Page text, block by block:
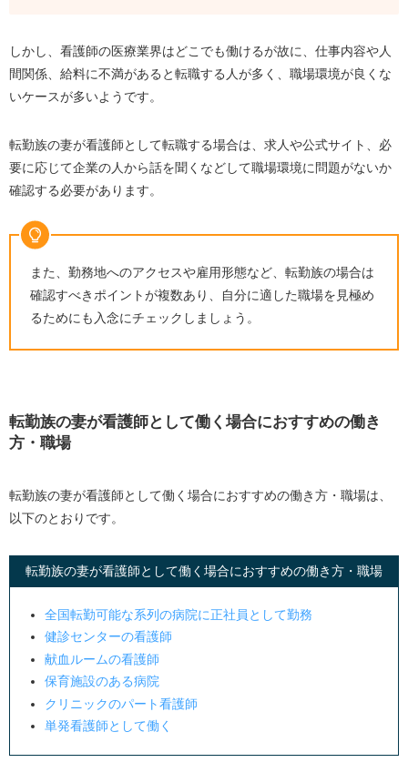
クリニックのパート看護師
単発看護師として働く
転勤族の妻が看護師として最適な職場を見つけるには転
レバウェル看護
ナース専科 転職
転勤族の妻が看護師として働くことに関するよくある質
問
転職理由が夫の転勤の場合は印象が悪いですか？
看護師の有効求人倍率は？
転職サービスは無料で利用できますか？
しかし、看護師の医療業界はどこでも働けるが故に、仕事内容や人
間関係、給料に不満があると転職する人が多く、職場環境が良くな
いケースが多いようです。
転勤族の妻が看護師として転職する場合は、求人や公式サイト、必
要に応じて企業の人から話を聞くなどして職場環境に問題がないか
確認する必要があります。
また、勤務地へのアクセスや雇用形態など、転勤族の場合は
確認すべきポイントが複数あり、自分に適した職場を見極め
るためにも入念にチェックしましょう。
転勤族の妻が看護師として働く場合におすすめの働き
方・職場
転勤族の妻が看護師として働く場合におすすめの働き方・職場は、
以下のとおりです。
転勤族の妻が看護師として働く場合におすすめの働き方・職場
全国転勤可能な系列の病院に正社員として勤務
健診センターの看護師
献血ルームの看護師
保育施設のある病院
クリニックのパート看護師
単発看護師として働く